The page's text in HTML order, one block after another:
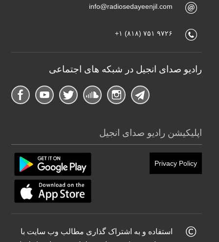
info@radiosedayeenjil.com
+۱ (۸۱۸) ۷۵۱ ۹۷۲۶
رادیو صدای انجیل در شبکه های اجتماعی
اپلیکیشن رادیو صدای انجیل
Privacy Policy
استفاده و به اشتراک گذاری مطالب وب سایت با